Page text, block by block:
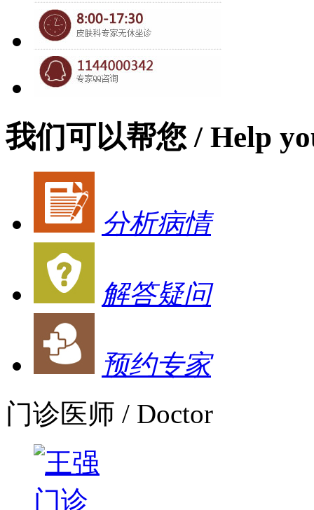
我们可以帮您 / Help
分析病情
解答疑问
预约专家
门诊医师 / Doctor